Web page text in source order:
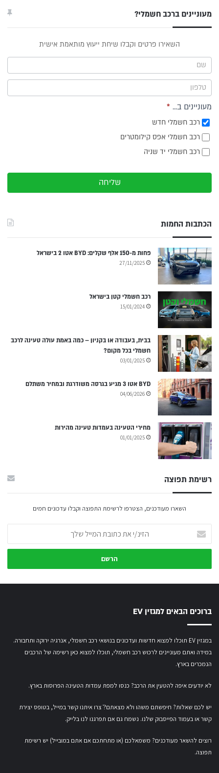
מעוניינים ברכב חשמלי?
תפריט
צד
השאירו פרטים וקבלו שיחת ייעוץ מותאמת אישית
מעוניינים ב... *
רכב חשמלי חדש
רכב חשמלי אפס קילומטרים
רכב חשמלי יד שניה
שליחה
הכתבות החמות
פחות מ-150 אלף שקלים: BYD אטו 2 בישראל
27/11/2025
רכב חשמלי קטן בישראל
15/01/2024
בבית, בעבודה או בקניון – כמה באמת עולה טעינה לרכב
חשמלי בכל מקום?
03/01/2025
BYD אטו 3 מגיע בגרסה משודרגת ובמחיר משתלם
04/06/2026
מחירי הטעינה בעמדות טעינה מהירות
01/01/2025
רשימת תפוצה
השארו מעודכנים, הצטרפו לרשימת התפוצה וקבלו עדכונים חמים
את
כתובת
שלך
ברוכים הבאים למגזין EV
במגזין EV תוכלו למצוא חדשות ועדכונים בנושאי רכב חשמלי, אנרגיה ירוקה ותחבורה.
במידה ואתם מעוניינים לרכוש רכב חשמלי, תוכלו למצוא כאן רשימה של הרכבים
הנמכרים בארץ.
לא יודעים איפה להטעין את הרכב? כנסו למפת עמדות הטעינה הפרוסות בארץ.
יש לכם שאלות? חיפשתם משהו ולא מצאתם?ֿ צרו איתנו קשר במייל, בטופס יצירת
קשראובעמוד הפייסבוק שלנו. נשמח גם אם תפרגנו לנו בלייק.
רוצים להשאר מעודכנים? משמאלכם (או מתחתכם אם אתם במובייל) יש רשימת
תפוצה.